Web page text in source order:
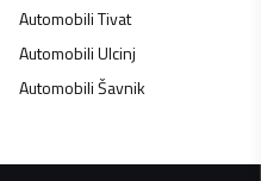
AutomobiliTivat
AutomobiliUlcinj
AutomobiliŠavnik